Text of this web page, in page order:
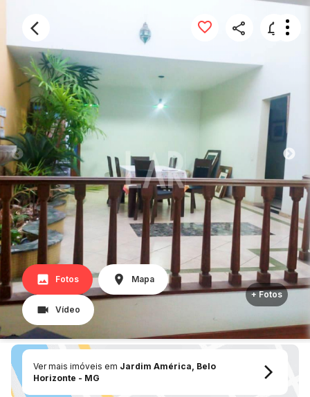
Fotos Mapa
Vídeo
+ Fotos
Ver mais imóveis em Jardim América, Belo
Horizonte - MG